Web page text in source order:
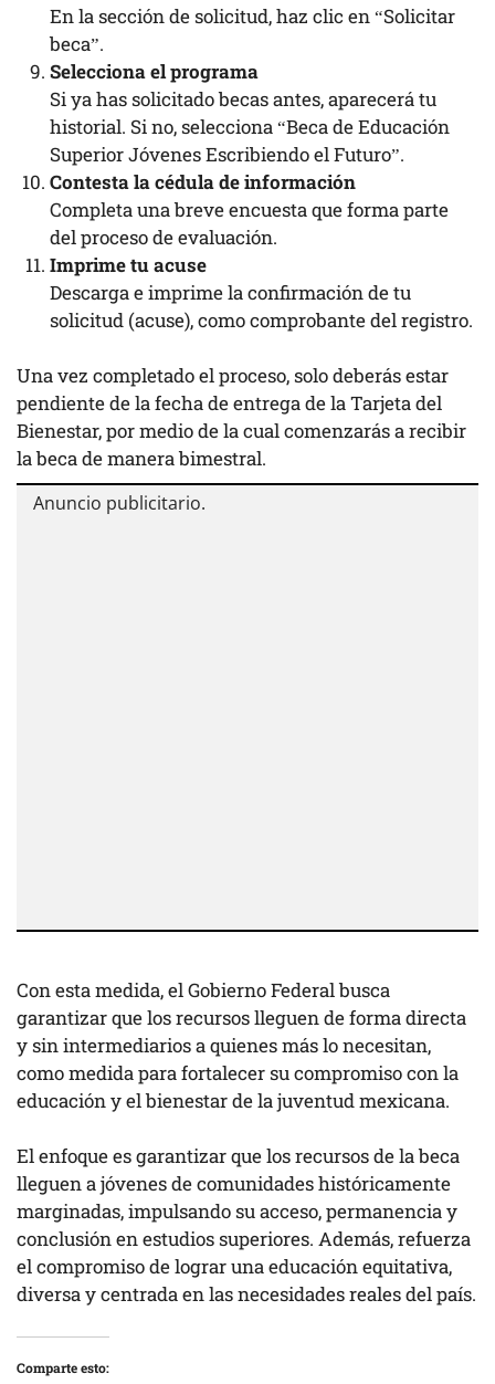
En la sección de solicitud, haz clic en “Solicitar
beca”.
Selecciona el programa
Si ya has solicitado becas antes, aparecerá tu
historial. Si no, selecciona “Beca de Educación
Superior Jóvenes Escribiendo el Futuro”.
Contesta la cédula de información
Completa una breve encuesta que forma parte
del proceso de evaluación.
Imprime tu acuse
Descarga e imprime la confirmación de tu
solicitud (acuse), como comprobante del registro.
Una vez completado el proceso, solo deberás estar
pendiente de la fecha de entrega de la Tarjeta del
Bienestar, por medio de la cual comenzarás a recibir
la beca de manera bimestral.
Con esta medida, el Gobierno Federal busca
garantizar que los recursos lleguen de forma directa
y sin intermediarios a quienes más lo necesitan,
como medida para fortalecer su compromiso con la
educación y el bienestar de la juventud mexicana.
El enfoque es garantizar que los recursos de la beca
lleguen a jóvenes de comunidades históricamente
marginadas, impulsando su acceso, permanencia y
conclusión en estudios superiores. Además, refuerza
el compromiso de lograr una educación equitativa,
diversa y centrada en las necesidades reales del país.
Comparte esto: